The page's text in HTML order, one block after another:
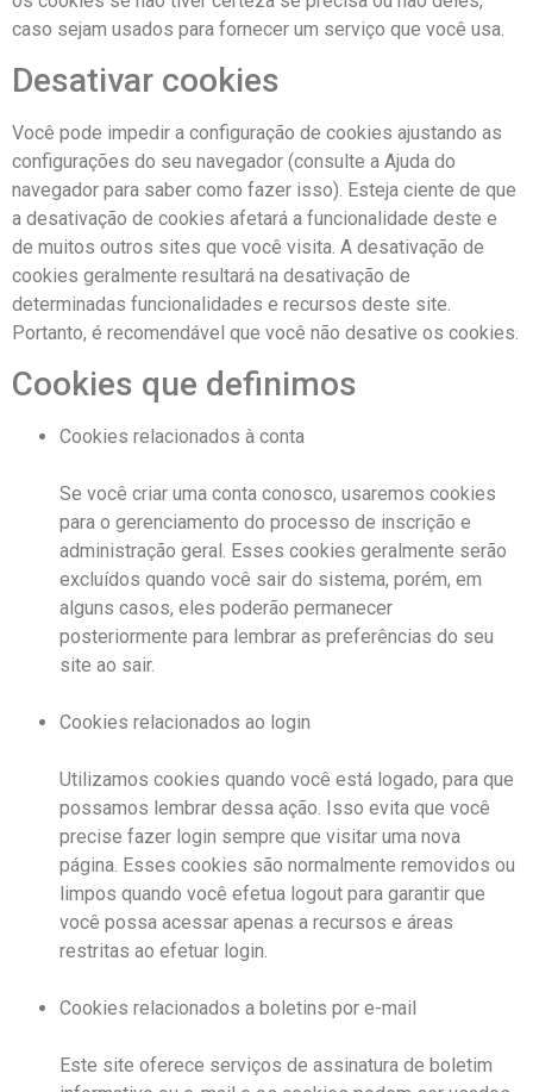
caso sejam usados ​​para fornecer um serviço que você usa.
Desativar cookies
Você pode impedir a configuração de cookies ajustando as
configurações do seu navegador (consulte a Ajuda do
navegador para saber como fazer isso). Esteja ciente de que
a desativação de cookies afetará a funcionalidade deste e
de muitos outros sites que você visita. A desativação de
cookies geralmente resultará na desativação de
determinadas funcionalidades e recursos deste site.
Portanto, é recomendável que você não desative os cookies.
Cookies que definimos
Cookies relacionados à conta
Se você criar uma conta conosco, usaremos cookies
para o gerenciamento do processo de inscrição e
administração geral. Esses cookies geralmente serão
excluídos quando você sair do sistema, porém, em
alguns casos, eles poderão permanecer
posteriormente para lembrar as preferências do seu
site ao sair.
Cookies relacionados ao login
Utilizamos cookies quando você está logado, para que
possamos lembrar dessa ação. Isso evita que você
precise fazer login sempre que visitar uma nova
página. Esses cookies são normalmente removidos ou
limpos quando você efetua logout para garantir que
você possa acessar apenas a recursos e áreas
restritas ao efetuar login.
Cookies relacionados a boletins por e-mail
Este site oferece serviços de assinatura de boletim